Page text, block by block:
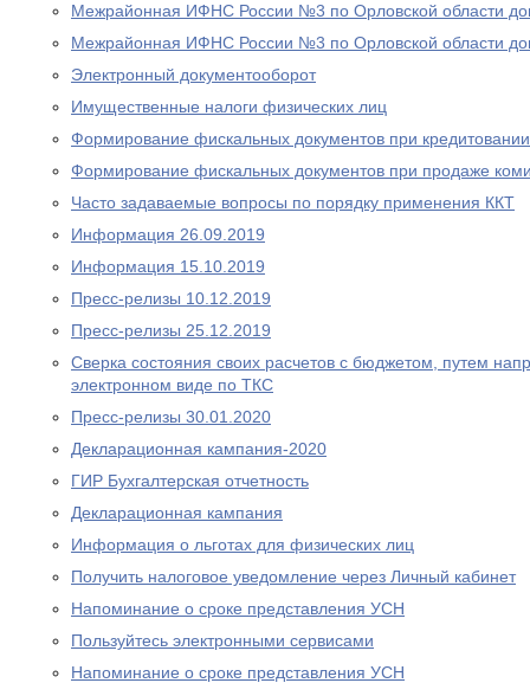
Межрайонная ИФНС России №3 по Орловской области
Межрайонная ИФНС России №3 по Орловской области
Электронный документооборот
Имущественные налоги физических лиц
Формирование фискальных документов при кредитовании
Формирование фискальных документов при продаже
Часто задаваемые вопросы по порядку применения ККТ
Информация 26.09.2019
Информация 15.10.2019
Пресс-релизы 10.12.2019
Пресс-релизы 25.12.2019
Сверка состояния своих расчетов с бюджетом, путем
электронном виде по ТКС
Пресс-релизы 30.01.2020
Декларационная кампания-2020
ГИР Бухгалтерская отчетность
Декларационная кампания
Информация о льготах для физических лиц
Получить налоговое уведомление через Личный кабинет
Напоминание о сроке представления УСН
Пользуйтесь электронными сервисами
Напоминание о сроке представления УСН